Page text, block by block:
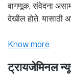
वागणूक, संवेदना
देखील होते.
Know more
ट्रायजेमिनल